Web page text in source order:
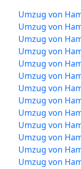
Umzug von
Umzug von
Umzug von
Umzug von
Umzug von
Umzug von
Umzug von
Umzug von
Umzug von
Umzug von
Umzug von
Umzug von
Umzug von